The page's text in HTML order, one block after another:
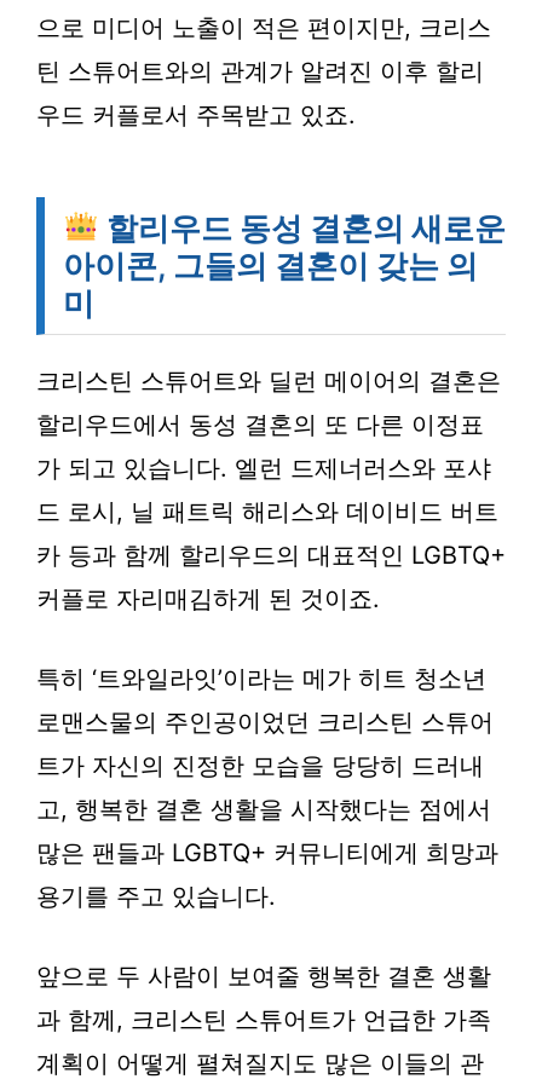
으로 미디어 노출이 적은 편이지만, 크리스
틴 스튜어트와의 관계가 알려진 이후 할리
우드 커플로서 주목받고 있죠.
할리우드 동성 결혼의 새로운
아이콘, 그들의 결혼이 갖는 의
미
크리스틴 스튜어트와 딜런 메이어의 결혼은
할리우드에서 동성 결혼의 또 다른 이정표
가 되고 있습니다. 엘런 드제너러스와 포샤
드 로시, 닐 패트릭 해리스와 데이비드 버트
카 등과 함께 할리우드의 대표적인 LGBTQ+
커플로 자리매김하게 된 것이죠.
특히 ‘트와일라잇’이라는 메가 히트 청소년
로맨스물의 주인공이었던 크리스틴 스튜어
트가 자신의 진정한 모습을 당당히 드러내
고, 행복한 결혼 생활을 시작했다는 점에서
많은 팬들과 LGBTQ+ 커뮤니티에게 희망과
용기를 주고 있습니다.
앞으로 두 사람이 보여줄 행복한 결혼 생활
과 함께, 크리스틴 스튜어트가 언급한 가족
계획이 어떻게 펼쳐질지도 많은 이들의 관